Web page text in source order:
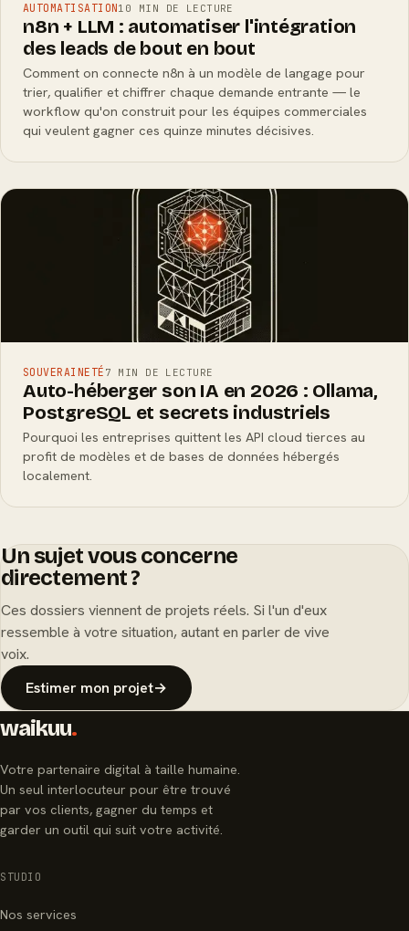
AUTOMATISATION10 MIN DE LECTURE
n8n + LLM : automatiser l'intégration
des leads de bout en bout
Comment on connecte n8n à un modèle de langage pour
trier, qualifier et chiffrer chaque demande entrante — le
workflow qu'on construit pour les équipes commerciales
qui veulent gagner ces quinze minutes décisives.
SOUVERAINETÉ 7 MIN DE LECTURE
Auto-héberger son IA en 2026 : Ollama,
PostgreSQL et secrets industriels
Pourquoi les entreprises quittent les API cloud tierces au
profit de modèles et de bases de données hébergés
localement.
Un sujet vous concerne
directement ?
Ces dossiers viennent de projets réels. Si l'un d'eux
ressemble à votre situation, autant en parler de vive
voix.
Estimer mon projet→
waikuu.
Votre partenaire digital à taille humaine.
Un seul interlocuteur pour être trouvé
par vos clients, gagner du temps et
garder un outil qui suit votre activité.
STUDIO
Nos services